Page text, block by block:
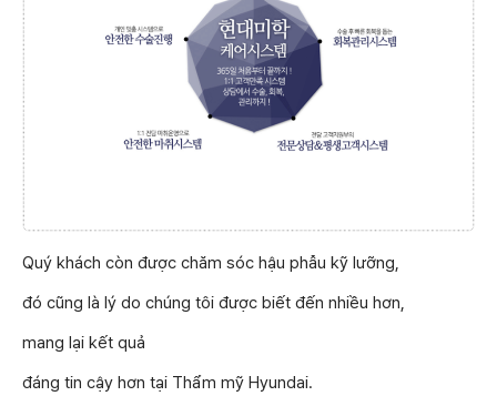
Quý khách còn được chăm sóc hậu phẫu kỹ lưỡng,
đó cũng là lý do chúng tôi được biết đến nhiều hơn,
mang lại kết quả
đáng tin cậy hơn tại Thẩm mỹ Hyundai.